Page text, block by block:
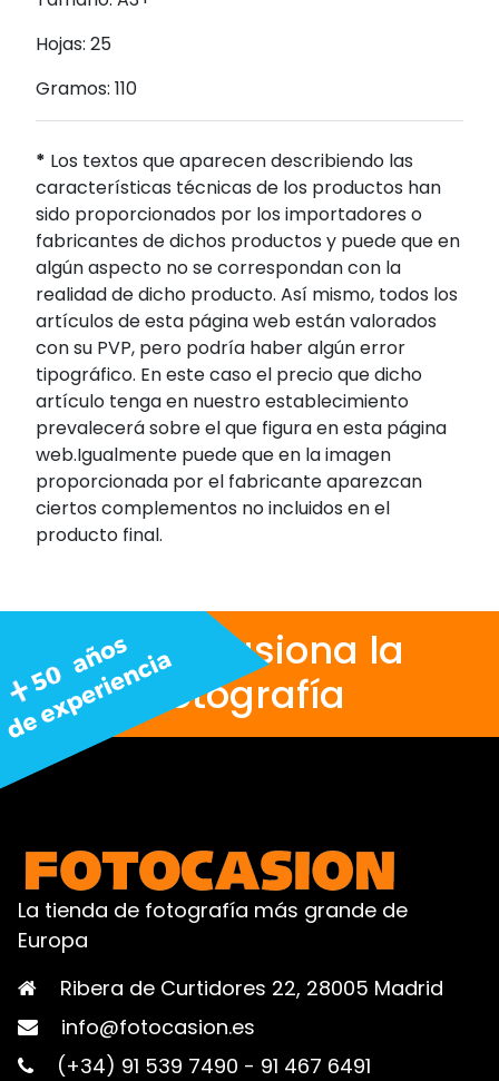
Hojas: 25
Gramos: 110
* Los textos que aparecen describiendo las
características técnicas de los productos han
sido proporcionados por los importadores o
fabricantes de dichos productos y puede que en
algún aspecto no se correspondan con la
realidad de dicho producto. Así mismo, todos los
artículos de esta página web están valorados
con su PVP, pero podría haber algún error
tipográfico. En este caso el precio que dicho
artículo tenga en nuestro establecimiento
prevalecerá sobre el que figura en esta página
web.Igualmente puede que en la imagen
proporcionada por el fabricante aparezcan
ciertos complementos no incluidos en el
producto final.
Nos apasiona la
fotografía
La tienda de fotografía más grande de
Europa
Ribera de Curtidores 22, 28005 Madrid
info@fotocasion.es
(+34) 91 539 7490 - 91 467 6491